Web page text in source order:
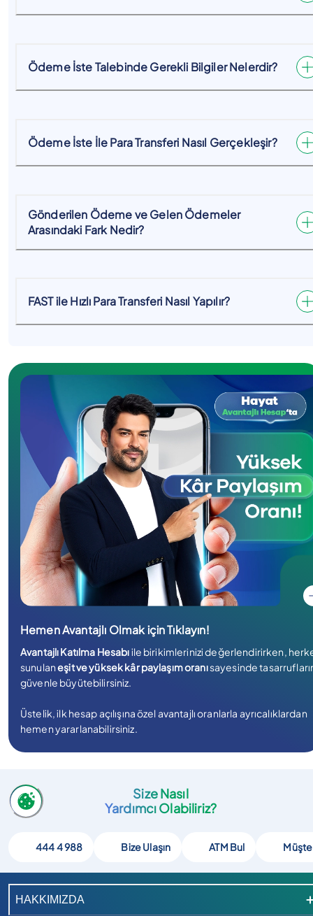
Ödeme İste Talebinde Gerekli Bilgiler Nelerdir?
Ödeme İste İle Para Transferi Nasıl Gerçekleşir?
Gönderilen Ödeme ve Gelen Ödemeler
Arasındaki Fark Nedir?
FAST ile Hızlı Para Transferi Nasıl Yapılır?
Hemen Avantajlı Olmak için Tıklayın!
Avantajlı Katılma Hesabıile birikimlerinizi değerlendirirken,
sunulaneşit ve yüksek kâr paylaşım oranısayesinde
güvenle büyütebilirsiniz.
Üstelik, ilk hesap açılışına özel avantajlı oranlarla ayrıcalıklardan
hemen yararlanabilirsiniz.
Size Nasıl
Yardımcı Olabiliriz?
444 4 988 Bize Ulaşın ATM Bul
HAKKIMIZDA